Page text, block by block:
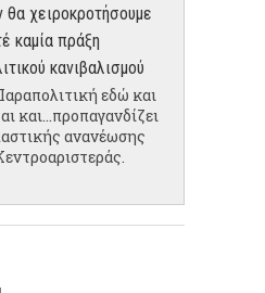
θα χειροκροτήσουμε
καμία πράξη
κανιβαλισμού
εδώ και
και...προπαγανδίζει
ανανέωσης